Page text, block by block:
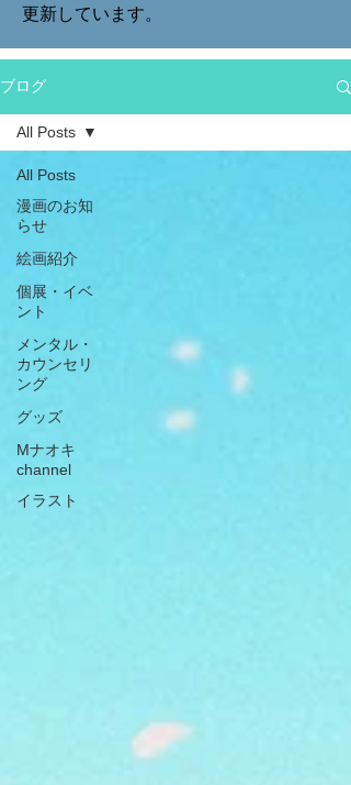
​更新しています。
ブログ
All Posts
漫画のお知
らせ
絵画紹介
個展・イベ
ント
メンタル・
カウンセリ
ング
グッズ
Mナオキ
channel
イラスト
All Posts